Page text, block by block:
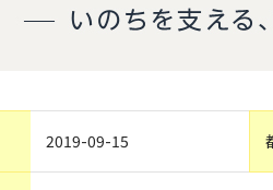
2019-09-15